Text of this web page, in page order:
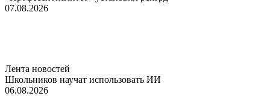
07.08.2026
Лента новостей
Школьников научат использовать ИИ
06.08.2026